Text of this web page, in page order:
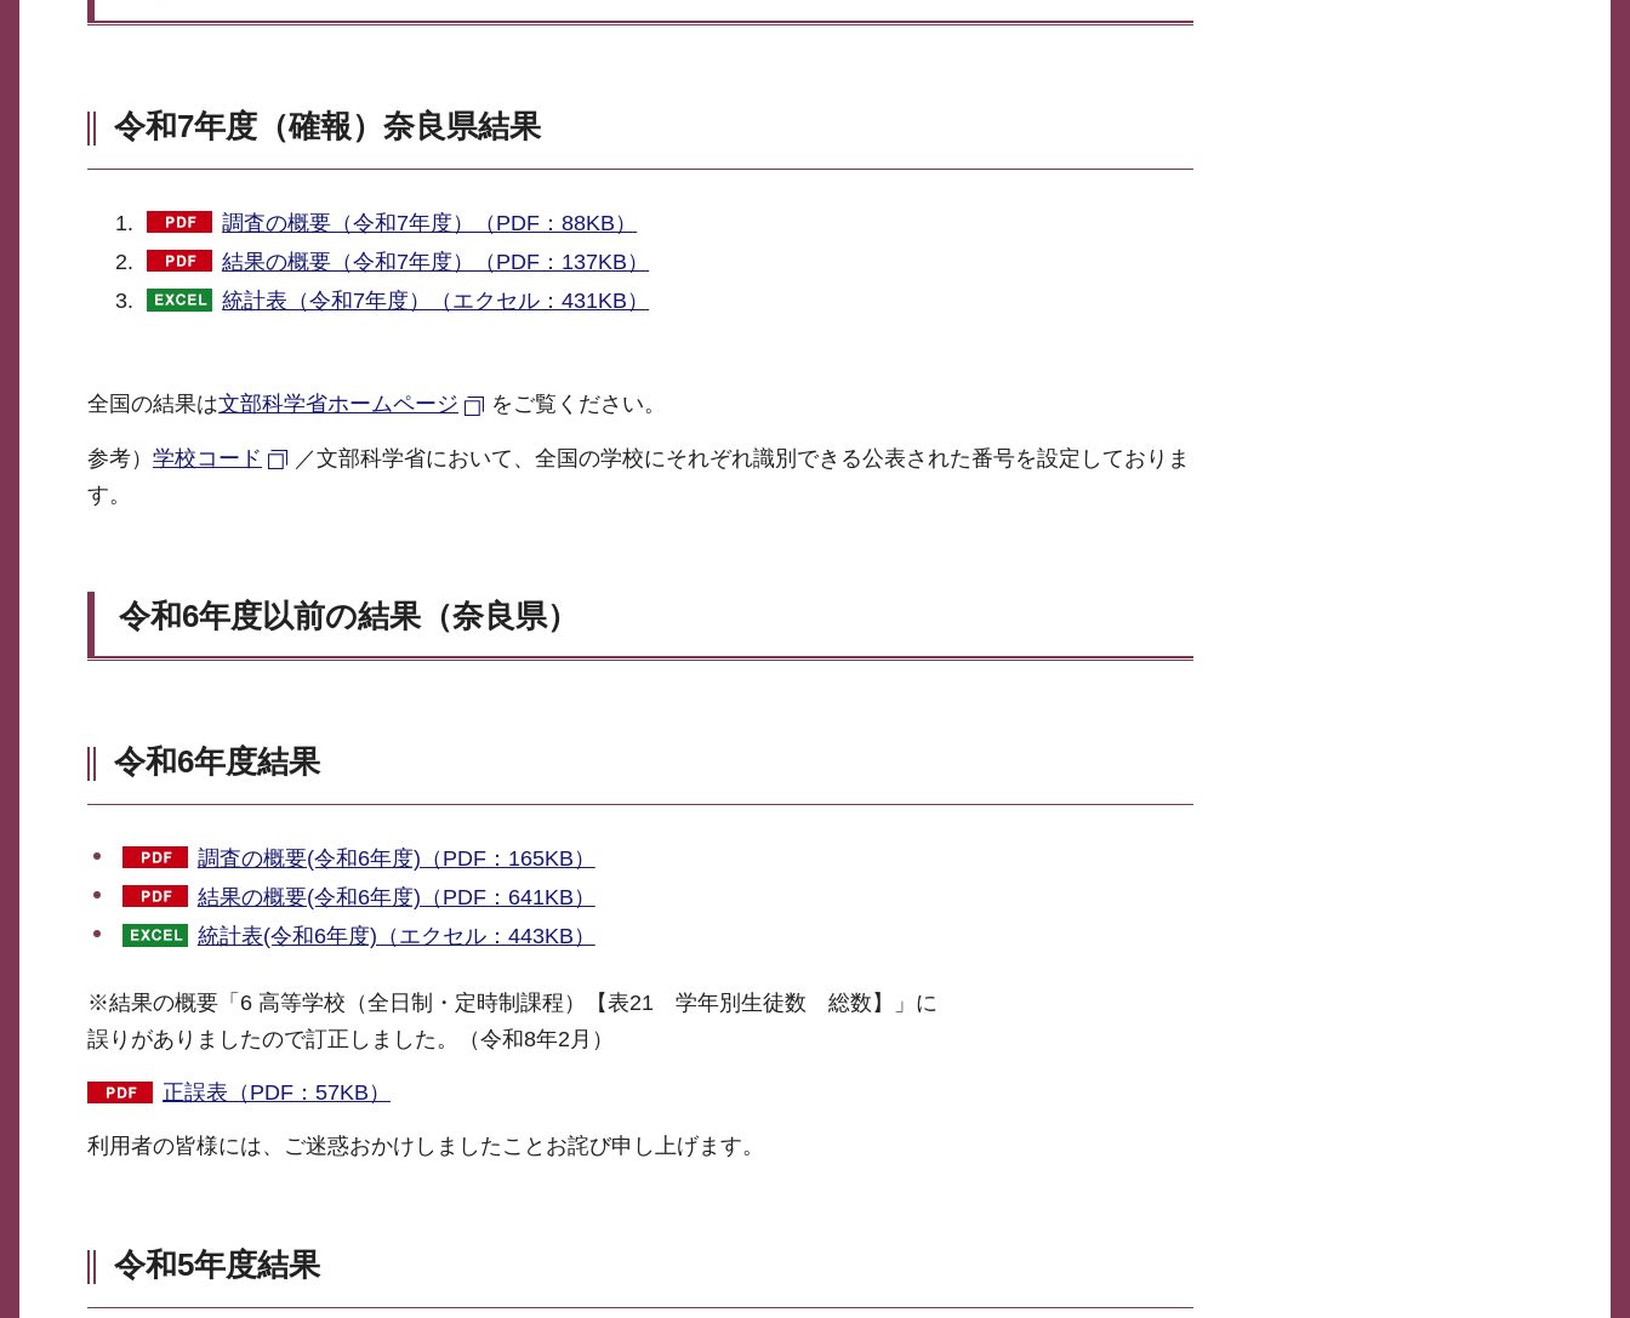
令和7年度（確報）奈良県結果
調査の概要（令和7年度）（PDF：88KB）
結果の概要（令和7年度）（PDF：137KB）
統計表（令和7年度）（エクセル：431KB）
全国の結果は文部科学省ホームページ をご覧ください。
参考） 学校コード
／文部科学省において、全国の学校にそれぞれ識別できる公表された番号を設定しておりま
す。
令和6年度以前の結果（奈良県）
令和6年度結果
調査の概要(令和6年度)（PDF：165KB）
結果の概要(令和6年度)（PDF：641KB）
統計表(令和6年度)（エクセル：443KB）
※結果の概要「6 高等学校（全日制・定時制課程）【表21 学年別生徒数 総数】」に
誤りがありましたので訂正しました。（令和8年2月）
正誤表（PDF：57KB）
利用者の皆様には、ご迷惑おかけしましたことお詫び申し上げます。
令和5年度結果